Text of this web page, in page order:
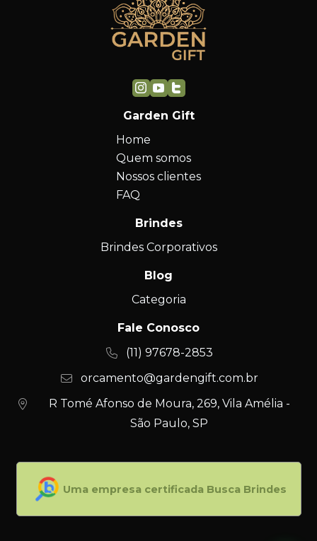
Garden Gift
Home
Quem somos
Nossos clientes
FAQ
Brindes
Brindes Corporativos
Blog
Categoria
Fale Conosco
(11) 97678-2853
orcamento@gardengift.com.br
R Tomé Afonso de Moura, 269, Vila Amélia -
São Paulo, SP
Uma empresa certificada Busca Brindes